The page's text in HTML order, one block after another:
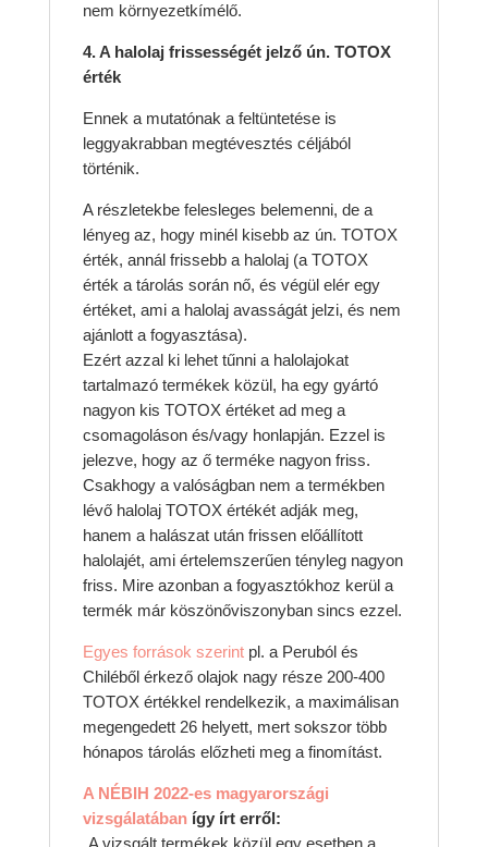
nem környezetkímélő.
4. A halolaj frissességét jelző ún. TOTOX
érték
Ennek a mutatónak a feltüntetése is
leggyakrabban megtévesztés céljából
történik.
A részletekbe felesleges belemenni, de a
lényeg az, hogy minél kisebb az ún. TOTOX
érték, annál frissebb a halolaj (a TOTOX
érték a tárolás során nő, és végül elér egy
értéket, ami a halolaj avasságát jelzi, és nem
ajánlott a fogyasztása).
Ezért azzal ki lehet tűnni a halolajokat
tartalmazó termékek közül, ha egy gyártó
nagyon kis TOTOX értéket ad meg a
csomagoláson és/vagy honlapján. Ezzel is
jelezve, hogy az ő terméke nagyon friss.
Csakhogy a valóságban nem a termékben
lévő halolaj TOTOX értékét adják meg,
hanem a halászat után frissen előállított
halolajét, ami értelemszerűen tényleg nagyon
friss. Mire azonban a fogyasztókhoz kerül a
termék már köszönőviszonyban sincs ezzel.
Egyes források szerintpl. a Peruból és
Chiléből érkező olajok nagy része 200-400
TOTOX értékkel rendelkezik, a maximálisan
megengedett 26 helyett, mert sokszor több
hónapos tárolás előzheti meg a finomítást.
A NÉBIH 2022-es magyarországi
vizsgálatábanígy írt erről: